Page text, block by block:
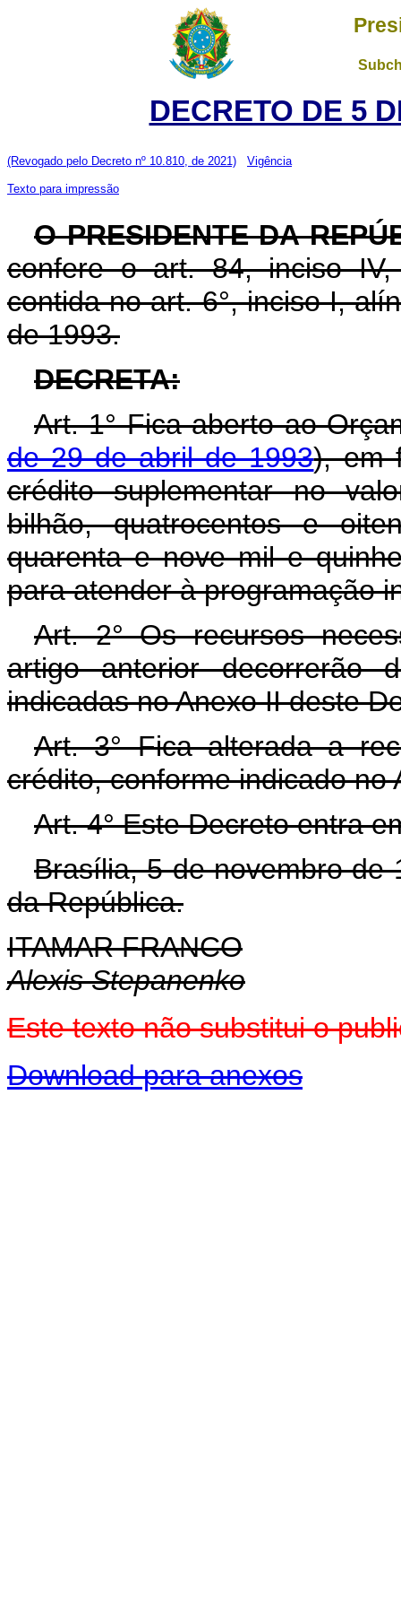
DECRETO DE 5
(Revogado pelo Decreto nº 10.810, de 2021) Vigência
Texto para impressão
O PRESIDENTE DA
confere o art. 84, inciso
contida no art. 6°, inciso I,
de 1993.
DECRETA:
Art. 1° Fica aberto ao
de 29 de abril de 1993), em
crédito suplementar no
bilhão, quatrocentos e
quarenta e nove mil e
para atender à programação
Art. 2° Os recursos
artigo anterior decorrerão
indicadas no Anexo II deste
Art. 3° Fica alterada a
crédito, conforme indicado no
Art. 4° Este Decreto entra
Brasília, 5 de novembro de
da República.
ITAMAR FRANCO
Alexis Stepanenko
Este texto não substitui o
Download para anexos